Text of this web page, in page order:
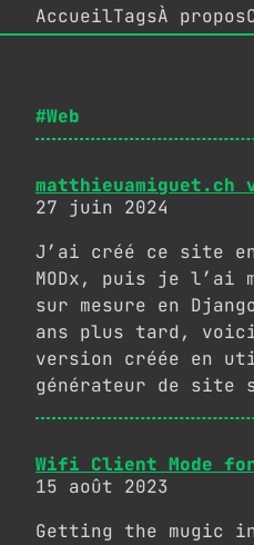
AccueilTagsÀ propos
#Web
matthieuamiguet.ch
27 juin 2024
J’ai créé ce site
MODx, puis je l’ai
sur mesure en
ans plus tard,
version créée en
générateur de site
Wifi Client Mode
15 août 2023
Getting the mugic